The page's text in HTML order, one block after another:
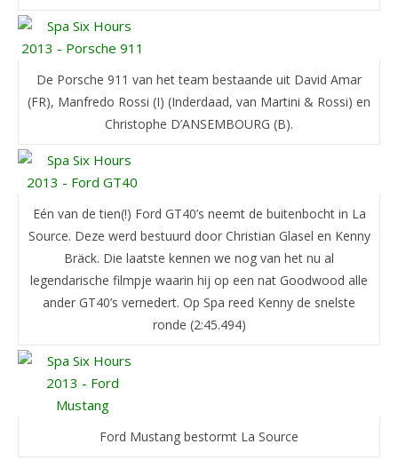
De Porsche 911 van het team bestaande uit David Amar
(FR), Manfredo Rossi (I) (Inderdaad, van Martini & Rossi) en
Christophe D’ANSEMBOURG (B).
Eén van de tien(!) Ford GT40’s neemt de buitenbocht in La
Source. Deze werd bestuurd door Christian Glasel en Kenny
Bräck. Die laatste kennen we nog van het nu al
legendarische filmpje waarin hij op een nat Goodwood alle
ander GT40’s vernedert. Op Spa reed Kenny de snelste
ronde (2:45.494)
Ford Mustang bestormt La Source